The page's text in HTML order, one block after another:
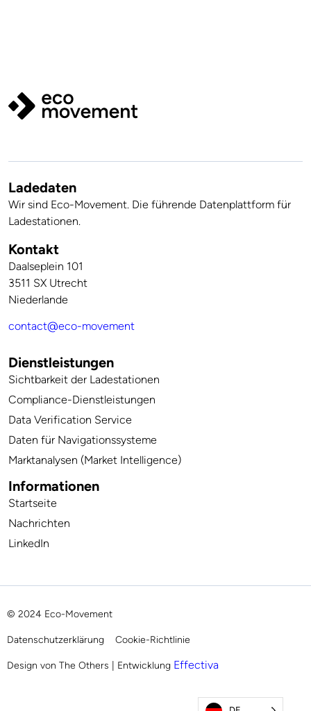
Kontakt
Daalseplein 101
3511 SX Utrecht
Niederlande
contact@eco-movement
Dienstleistungen
Sichtbarkeit der Ladestationen
Compliance-Dienstleistungen
Data Verification Service
Daten für Navigationssysteme
Marktanalysen (Market Intelligence)
Informationen
Startseite
Nachrichten
LinkedIn
Ladedaten
Wir sind Eco-Movement. Die führende Datenplattform für
Ladestationen.
© 2024 Eco-Movement
Datenschutzerklärung Cookie-Richtlinie
Design von The Others | Entwicklung Effectiva